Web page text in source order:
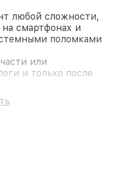
любой сложности,
смартфонах и
поломками
или
и только после
В случае